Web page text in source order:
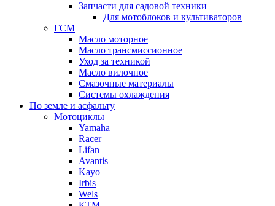
Запчасти для садовой техники
Для мотоблоков и культиваторов
ГСМ
Масло моторное
Масло трансмиссионное
Уход за техникой
Масло вилочное
Смазочные материалы
Системы охлаждения
По земле и асфальту
Мотоциклы
Yamaha
Racer
Lifan
Avantis
Kayo
Irbis
Wels